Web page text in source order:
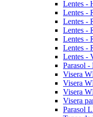
Lentes -
Lentes -
Lentes -
Lentes -
Lentes -
Lentes -
Lentes -
Parasol
Visera
Visera
Visera
Visera
Parasol